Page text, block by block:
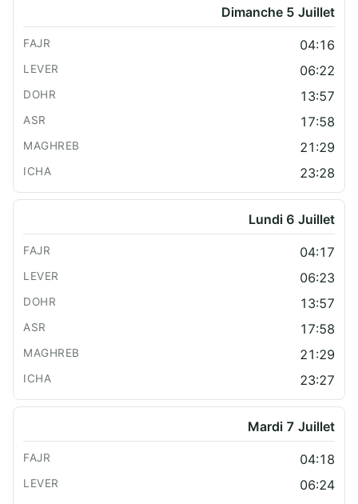
Dimanche 5 Juillet
04:16
06:22
13:57
17:58
21:29
23:28
Lundi 6 Juillet
04:17
06:23
13:57
17:58
21:29
23:27
Mardi 7 Juillet
04:18
06:24